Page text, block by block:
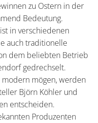
zu Ostern in der
Bedeutung.
in verschiedenen
auch traditionelle
dem beliebten Betrieb
gedrechselt.
mögen, werden
Björn Köhler und
entscheiden.
Produzenten